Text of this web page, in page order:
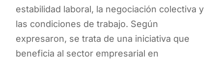
estabilidad laboral, la negociación colectiva y
las condiciones de trabajo. Según
expresaron, se trata de una iniciativa que
beneficia al sector empresarial en